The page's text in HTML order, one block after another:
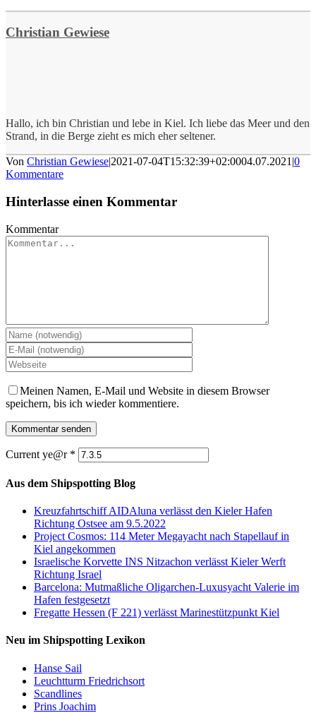
Christian Gewiese
Hallo, ich bin Christian und lebe in Kiel. Ich liebe das Meer und den
Strand, in die Berge zieht es mich eher seltener.
Von Christian Gewiese|2021-07-04T15:32:39+02:0004.07.2021 |0
Kommentare
Hinterlasse einen Kommentar
Kommentar
Meinen Namen, E-Mail und Website in diesem Browser
speichern, bis ich wieder kommentiere.
Current ye@r *
Aus dem Shipspotting Blog
Kreuzfahrtschiff AIDAluna verlässt den Kieler Hafen
Richtung Ostsee am 9.5.2022
Project Cosmos: 114 Meter Megayacht nach Stapellauf in
Kiel angekommen
Israelische Korvette INS Nitzachon verlässt Kieler Werft
Richtung Israel
Barcelona: Mutmaßliche Oligarchen-Luxusyacht Valerie im
Hafen festgesetzt
Fregatte Hessen (F 221) verlässt Marinestützpunkt Kiel
Neu im Shipspotting Lexikon
Hanse Sail
Leuchtturm Friedrichsort
Scandlines
Prins Joachim